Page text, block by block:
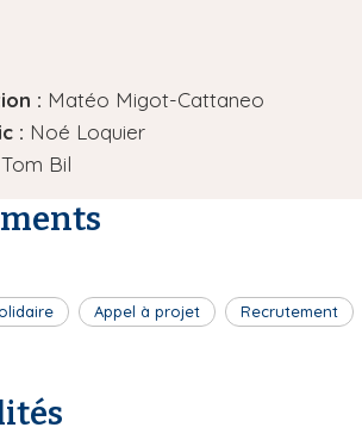
: Matéo Migot-Cattaneo
: Noé Loquier
Tom Bil
Appel à projet Recrutement